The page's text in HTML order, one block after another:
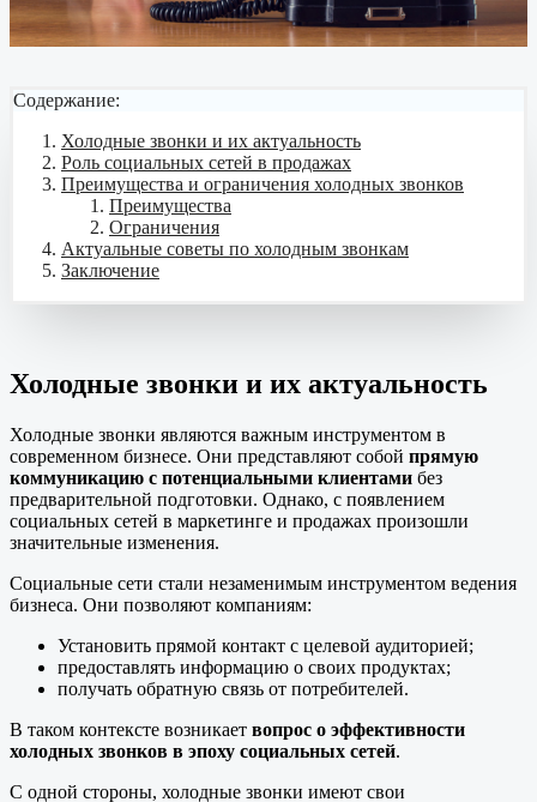
Содержание:
Холодные звонки и их актуальность
Роль социальных сетей в продажах
Преимущества и ограничения холодных звонков
Преимущества
Ограничения
Актуальные советы по холодным звонкам
Заключение
Холодные звонки и их актуальность
Холодные звонки являются важным инструментом в
современном бизнесе. Они представляют собой прямую
коммуникацию с потенциальными клиентами без
предварительной подготовки. Однако, с появлением
социальных сетей в маркетинге и продажах произошли
значительные изменения.
Социальные сети стали незаменимым инструментом ведения
бизнеса. Они позволяют компаниям:
Установить прямой контакт с целевой аудиторией;
предоставлять информацию о своих продуктах;
получать обратную связь от потребителей.
В таком контексте возникает вопрос о эффективности
холодных звонков в эпоху социальных сетей.
С одной стороны, холодные звонки имеют свои